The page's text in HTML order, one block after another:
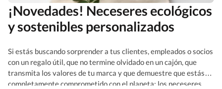
¡Novedades! Neceseres ecológicos
y sostenibles personalizados
Si estás buscando sorprender a tus clientes, empleados o socios
con un regalo útil, que no termine olvidado en un cajón, que
transmita los valores de tu marca y que demuestre que estás
completamente comprometido con el planeta; los neceseres